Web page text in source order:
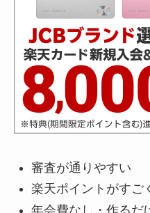
審査が通りやすい
楽天ポイントがすご
年会費なし・作るだ